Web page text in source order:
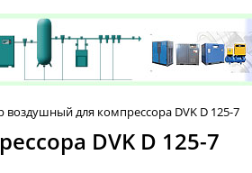
воздушный для компрессора DVK D 125-7
DVK D 125-7